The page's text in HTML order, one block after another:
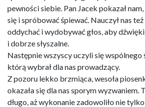
pewności siebie. Pan Jacek pokazał
się i spróbować śpiewać. Nauczył nas
oddychać i wydobywać głos, aby
i dobrze słyszalne.
Następnie wszyscy uczyli się wspólnego
którą wybrał dla nas prowadzący.
Z pozoru lekko brzmiąca, wesoła
okazała się dla nas sporym wyzwaniem.
długo, aż wykonanie zadowoliło nie